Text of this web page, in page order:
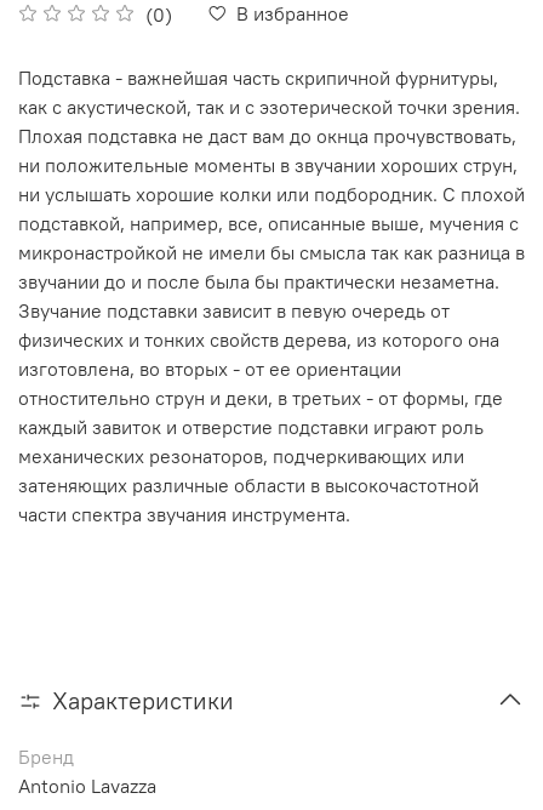
(0) В избранное
Подставка - важнейшая часть скрипичной фурнитуры,
как с акустической, так и с эзотерической точки зрения.
Плохая подставка не даст вам до окнца прочувствовать,
ни положительные моменты в звучании хороших струн,
ни услышать хорошие колки или подбородник. С плохой
подставкой, например, все, описанные выше, мучения с
микронастройкой не имели бы смысла так как разница в
звучании до и после была бы практически незаметна.
Звучание подставки зависит в певую очередь от
физических и тонких свойств дерева, из которого она
изготовлена, во вторых - от ее ориентации
отностительно струн и деки, в третьих - от формы, где
каждый завиток и отверстие подставки играют роль
механических резонаторов, подчеркивающих или
затеняющих различные области в высокочастотной
части спектра звучания инструмента.
Характеристики
Бренд
Antonio Lavazza